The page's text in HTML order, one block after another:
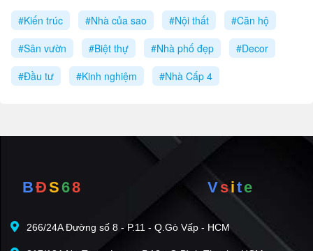
#Kiến trúc #Nhà của sao #Nội thất
#Căn hộ
#Sân vườn
#Biệt thự #Nhà phố đẹp
#Decor
#Đầu tư
#Kinh nghiệm #Nhà Cấp 4
BĐS68 Vsite
266/24A Đường số 8 - P.11 - Q.Gò Vấp - HCM